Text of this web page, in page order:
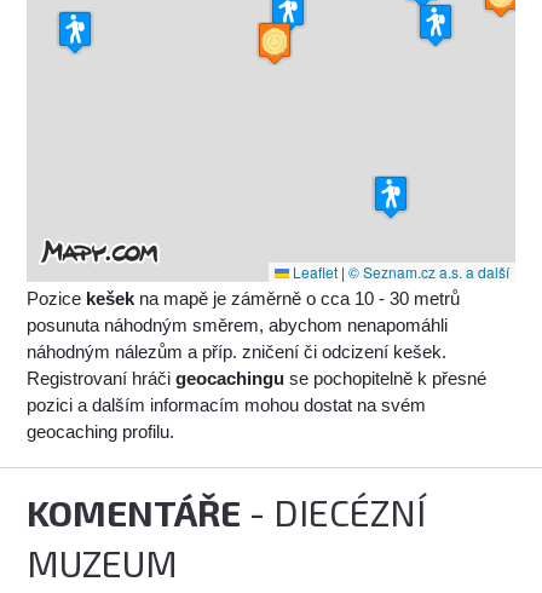
Leaflet | © Seznam.cz a.s. a další
Pozice kešek na mapě je záměrně o cca 10 - 30 metrů
posunuta náhodným směrem, abychom nenapomáhli
náhodným nálezům a příp. zničení či odcizení kešek.
Registrovaní hráčigeocachingu se pochopitelně k přesné
pozici a dalším informacím mohou dostat na svém
geocaching profilu.
KOMENTÁŘE - DIECÉZNÍ
MUZEUM